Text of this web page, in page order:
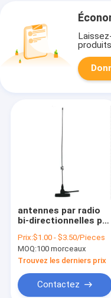
antennes par radio
bi-directionnelles par
l'antenne
144/430MHz de
Polonais de ressort
de gamme de 100Km
Prix:$1.00 - $3.50/Pieces
MOQ:100 morceaux
Trouvez les derniers prix
Contactez